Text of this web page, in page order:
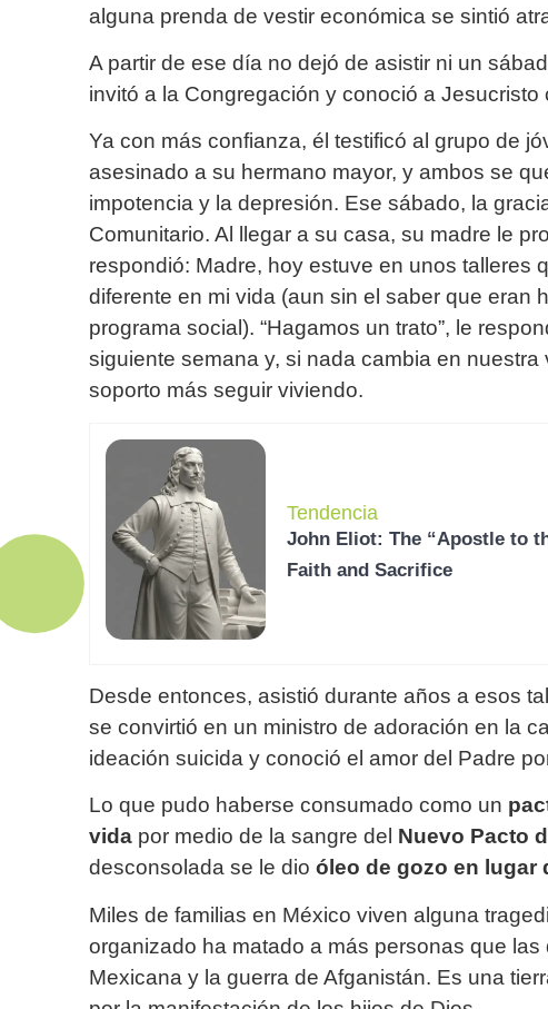
alguna prenda de vestir económica se sintió
A partir de ese día no dejó de asistir ni un
invitó a la Congregación y conoció a Jesucristo
Ya con más confianza, él testificó al grupo de
asesinado a su hermano mayor, y ambos se
impotencia y la depresión. Ese sábado, la
Comunitario. Al llegar a su casa, su madre le
respondió: Madre, hoy estuve en unos talleres
diferente en mi vida (aun sin el saber que eran
programa social). “Hagamos un trato”, le
siguiente semana y, si nada cambia en
soporto más seguir viviendo.
Tendencia
John Eliot: The “Apostle to
Faith and Sacrifice
Desde entonces, asistió durante años a esos
se convirtió en un ministro de adoración en la
ideación suicida y conoció el amor del Padre
Lo que pudo haberse consumado como un
vida por medio de la sangre del Nuevo Pacto
desconsolada se le dio óleo de gozo en lugar
Miles de familias en México viven alguna
organizado ha matado a más personas que
Mexicana y la guerra de Afganistán. Es una